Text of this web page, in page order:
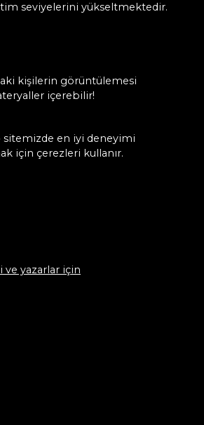
seviyelerini yükseltmektedir.
kişilerin görüntülemesi
içerebilir!
sitemizde en iyi deneyimi
için çerezleri kullanır.
ve yazarlar için